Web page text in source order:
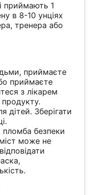
приймають 1
в 8-10 унціях
тренера або
приймаєте
приймаєте
з лікарем
дітей. Зберігати
безпеки
може не